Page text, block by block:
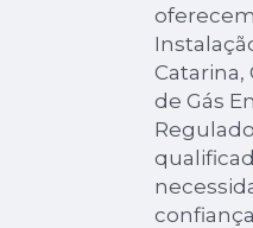
Catarina,
de Gás